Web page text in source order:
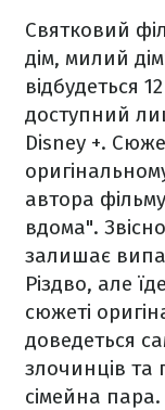
Святковий
дім, милий
відбудеться
доступний
Disney +.
автора
вдома".
залишає
Різдво, але
сюжеті
доведеться
злочинців та
сімейна пара.